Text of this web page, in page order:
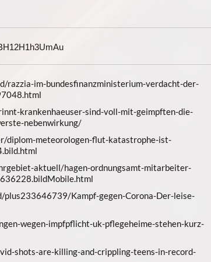
razzia-im-bundesfinanzministerium-verdacht-der-
krankenhaeuser-sind-voll-mit-geimpften-die-
nebenwirkung/
meteorologen-flut-katastrophe-ist-
aktuell/hagen-ordnungsamt-mitarbeiter-
Kampf-gegen-Corona-Der-leise-
wegen-impfpflicht-uk-pflegeheime-stehen-kurz-
shots-are-killing-and-crippling-teens-in-record-